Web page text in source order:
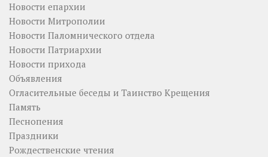
Новости епархии
Новости Митрополии
Новости Паломнического отдела
Новости Патриархии
Новости прихода
Объявления
Огласительные беседы и Таинство Крещения
Память
Песнопения
Праздники
Рождественские чтения